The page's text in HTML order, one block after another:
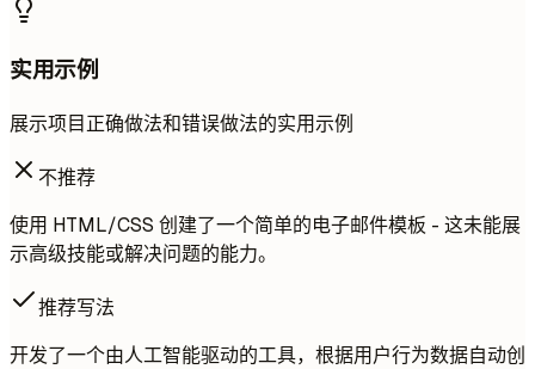
实用示例
展示项目正确做法和错误做法的实用示例
不推荐
使用 HTML/CSS 创建了一个简单的电子邮件模板 - 这未能展
示高级技能或解决问题的能力。
推荐写法
开发了一个由人工智能驱动的工具，根据用户行为数据自动创